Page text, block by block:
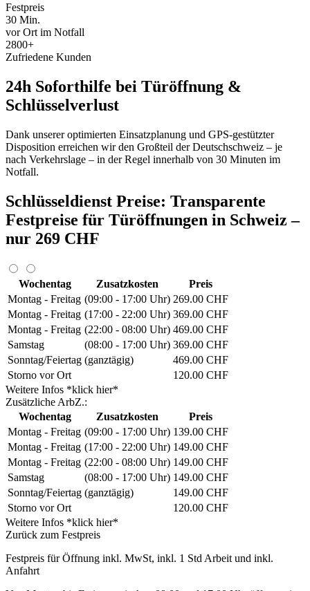
Festpreis
30 Min.
vor Ort im Notfall
2800+
Zufriedene Kunden
24h Soforthilfe bei Türöffnung &
Schlüsselverlust
Dank unserer optimierten Einsatzplanung und GPS-gestützter
Disposition erreichen wir den Großteil der Deutschschweiz – je
nach Verkehrslage – in der Regel innerhalb von 30 Minuten im
Notfall.
Schlüsseldienst Preise: Transparente
Festpreise für Türöffnungen in Schweiz –
nur 269 CHF
Wochentag Zusatzkosten
Preis
Montag - Freitag (09:00 - 17:00 Uhr) 269.00 CHF
Montag - Freitag (17:00 - 22:00 Uhr) 369.00 CHF
Montag - Freitag (22:00 - 08:00 Uhr) 469.00 CHF
Samstag
(08:00 - 17:00 Uhr) 369.00 CHF
Sonntag/Feiertag (ganztägig)
469.00 CHF
Storno vor Ort
120.00 CHF
Weitere Infos *klick hier*
Zusätzliche ArbZ.:
Wochentag
Zusatzkosten
Preis
Montag - Freitag (09:00 - 17:00 Uhr) 139.00 CHF
Montag - Freitag (17:00 - 22:00 Uhr) 149.00 CHF
Montag - Freitag (22:00 - 08:00 Uhr) 149.00 CHF
Samstag
(08:00 - 17:00 Uhr) 149.00 CHF
Sonntag/Feiertag (ganztägig)
149.00 CHF
Storno vor Ort
120.00 CHF
Weitere Infos *klick hier*
Zurück zum Festpreis
Festpreis für Öffnung inkl. MwSt, inkl. 1 Std Arbeit und inkl.
Anfahrt